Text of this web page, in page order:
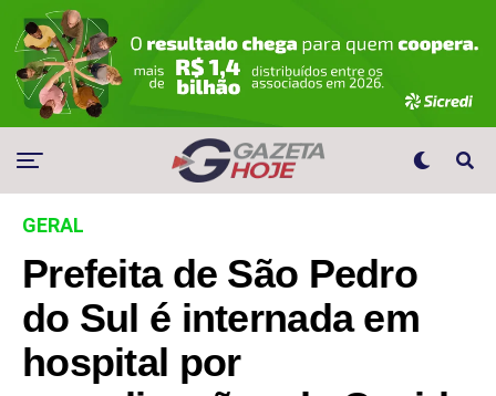
GERAL
Prefeita de São Pedro
do Sul é internada em
hospital por